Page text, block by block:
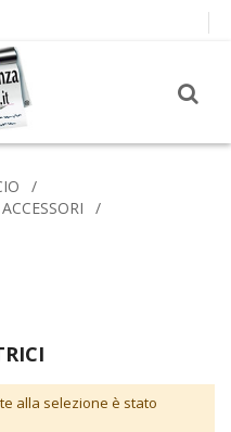
alla selezione è stato